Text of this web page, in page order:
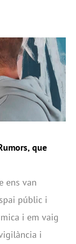
que
ens van
públic i
i em vaig
i